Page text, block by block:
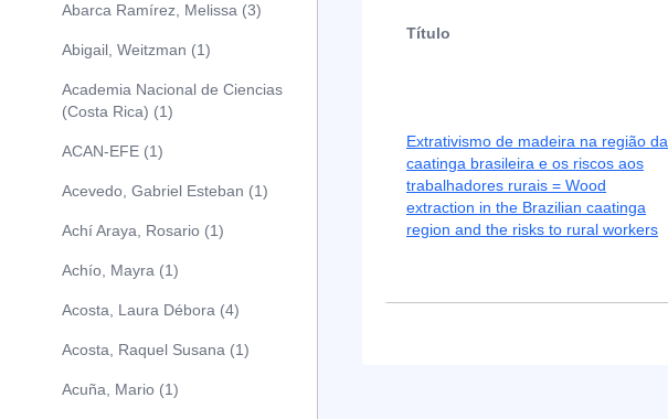
Abarca Ramírez, Melissa (3)
Abigail, Weitzman (1)
Academia Nacional de Ciencias
(Costa Rica) (1)
ACAN-EFE (1)
Acevedo, Gabriel Esteban (1)
Achí Araya, Rosario (1)
Achío, Mayra (1)
Acosta, Laura Débora (4)
Acosta, Raquel Susana (1)
Acuña, Mario (1)
Título
Extrativismo de madeira na região da
caatinga brasileira e os riscos aos
trabalhadores rurais = Wood
extraction in the Brazilian caatinga
region and the risks to rural workers